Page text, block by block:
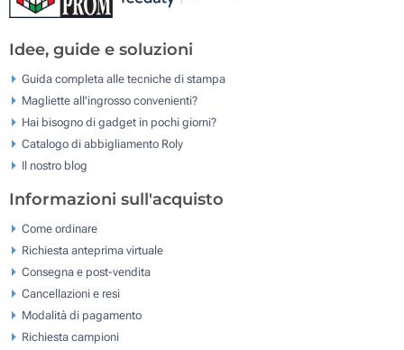
Idee, guide e soluzioni
Guida completa alle tecniche di stampa
Magliette all'ingrosso convenienti?
Hai bisogno di gadget in pochi giorni?
Catalogo di abbigliamento Roly
Il nostro blog
Informazioni sull'acquisto
Come ordinare
Richiesta anteprima virtuale
Consegna e post-vendita
Cancellazioni e resi
Modalità di pagamento
Richiesta campioni